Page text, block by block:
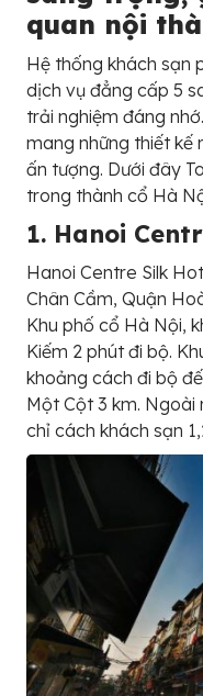
quan nội
Hệ thống khách sạn
dịch vụ đẳng cấp 5
trải nghiệm đáng
mang những thiết kế
ấn tượng. Dưới đây
trong thành cổ Hà
1. Hanoi
Hanoi Centre Silk
Chân Cầm, Quận
Khu phố cổ Hà Nội,
Kiếm 2 phút đi bộ.
khoảng cách đi bộ
Một Cột 3 km. Ngoài
chỉ cách khách sạn